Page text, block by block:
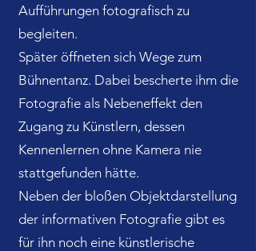
Aufführungen fotografisch zu
begleiten.
Später öffneten sich Wege zum
Bühnentanz. Dabei bescherte ihm die
Fotografie als Nebeneffekt den
Zugang zu Künstlern, dessen
Kennenlernen ohne Kamera nie
stattgefunden hätte.
Neben der bloßen Objektdarstellung
der informativen Fotografie gibt es
für ihn noch eine künstlerische